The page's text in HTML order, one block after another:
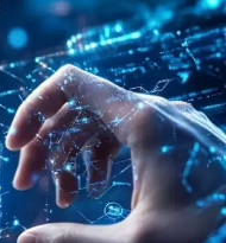
المغرب والصين، خاصة في
وتعد الصين من الدول
والقاطرات، حيث راكمت
حديثة ومستدامة.
بناء منظومة نقل سككي
التحولات الاقتصادية
وربط مختلف جهات